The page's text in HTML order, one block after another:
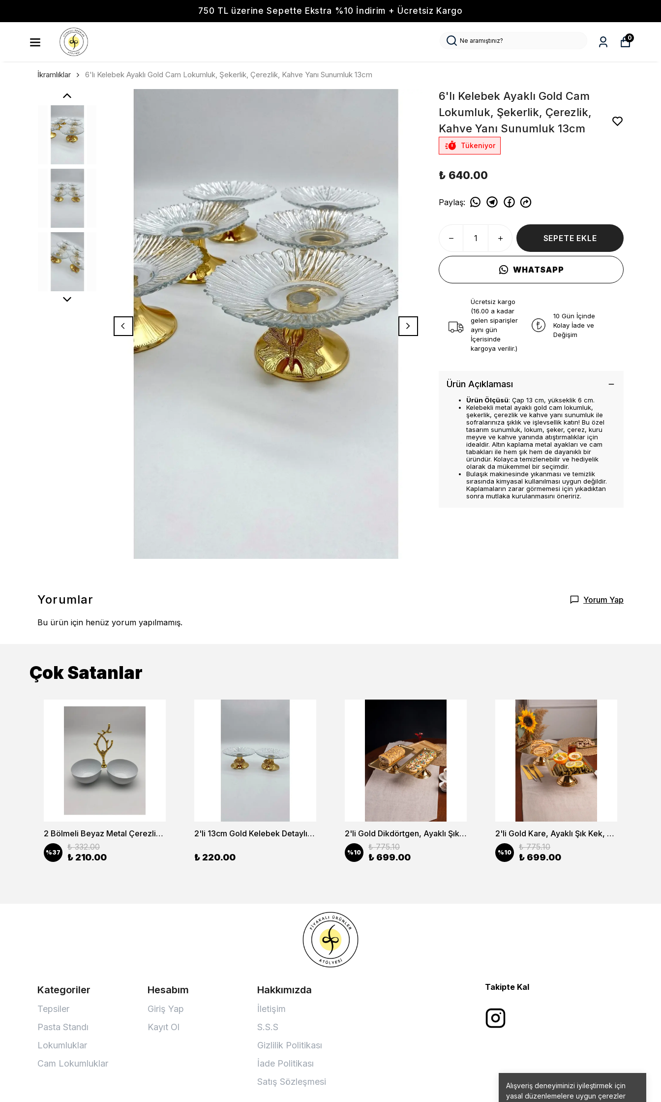
750 TL üzerine Sepette Ekstra %10 İndirim + Ücretsiz Kargo
0
Alışveriş deneyiminizi iyileştirmek için
yasal düzenlemelere uygun çerezler
İkramlıklar 6'lı Kelebek Ayaklı Gold Cam Lokumluk, Şekerlik, Çerezlik, Kahve Yanı Sunumluk 13cm
6'lı Kelebek Ayaklı Gold Cam
Lokumluk, Şekerlik, Çerezlik,
Kahve Yanı Sunumluk 13cm
Tükeniyor
₺ 640.00
Paylaş:
SEPETE EKLE
WHATSAPP
Ücretsiz kargo
(16.00 a kadar
gelen siparişler
aynı gün
İçerisinde
kargoya verilir.)
10 Gün İçinde
Kolay İade ve
Değişim
Ürün Açıklaması
Ürün Ölçüsü: Çap 13 cm, yükseklik 6 cm.
Kelebekli metal ayaklı gold cam lokumluk,
şekerlik, çerezlik ve kahve yanı sunumluk ile
sofralarınıza şıklık ve işlevsellik katın! Bu özel
tasarım sunumluk, lokum, şeker, çerez, kuru
meyve ve kahve yanında atıştırmalıklar için
idealdir. Altın kaplama metal ayakları ve cam
tabakları ile hem şık hem de dayanıklı bir
üründür. Kolayca temizlenebilir ve hediyelik
olarak da mükemmel bir seçimdir.
Bulaşık makinesinde yıkanması ve temizlik
sırasında kimyasal kullanılması uygun değildir.
Kaplamaların zarar görmemesi için yıkadıktan
sonra mutlaka kurulanmasını öneririz.
Yorumlar Yorum Yap
Bu ürün için henüz yorum yapılmamış.
Çok Satanlar
2 Bölmeli Beyaz Metal Çerezlik, Altın Dallı Çerez Tabağı
%37
₺ 332.00
₺ 210.00
2'li 13cm Gold Kelebek Detaylı Metal Ayaklı Cam Lokumluk , Sunumluk , Şekerlik, Çerezlik
₺ 220.00
2'li Gold Dikdörtgen, Ayaklı Şık Kek, Pasta, Kurabiye ve Tatlı Servis Sunum Standı
%10
₺ 775.10
₺ 699.00
2'li Gold Kare, Ayaklı Şık Kek, Pasta, Kurabiye ve Tatlı Servis Sunum Standı
%10
₺ 775.10
₺ 699.00
Kategoriler
Tepsiler
Pasta Standı
Lokumluklar
Cam Lokumluklar
Hesabım
Giriş Yap
Kayıt Ol
Hakkımızda
İletişim
S.S.S
Gizlilik Politikası
İade Politikası
Satış Sözleşmesi
Takipte Kal